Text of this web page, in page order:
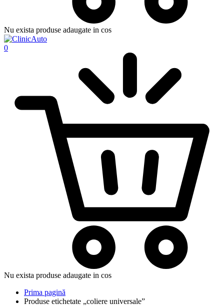
Nu exista produse adaugate in cos
0
Nu exista produse adaugate in cos
Prima pagină
Produse etichetate „coliere universale”